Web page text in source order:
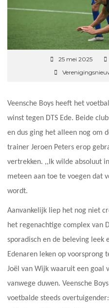
25 mei 2025
Veensche Boys heeft het
winst tegen DTS Ede. Beide
en dus ging het alleen nog om
trainer Jeroen Peters erop
vertrekken. ,,Ik wilde absoluut
meteen aan toe te voegen dat
wordt.
Aanvankelijk liep het nog niet
het regenachtige complex van
sporadisch en de beleving leek
Edenaren leken op voorsprong
Joël van Wijk waaruit een goal
vanwege duwen. Veensche
voetbalde steeds